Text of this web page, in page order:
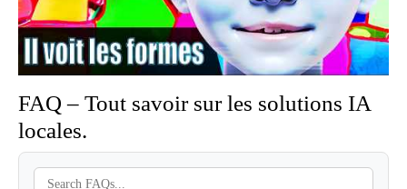
FAQ – Tout savoir sur les solutions IA
locales.